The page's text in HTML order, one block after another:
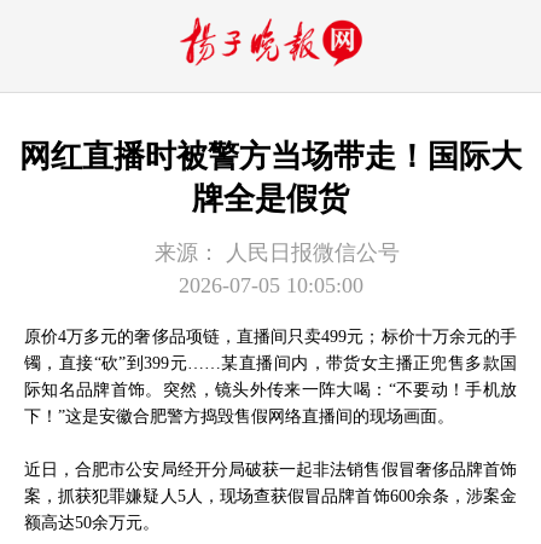
网红直播时被警方当场带走！国际大
牌全是假货
来源：
人民日报微信公号
2026-07-05 10:05:00
原价4万多元的奢侈品项链，直播间只卖499元；标价十万余元的手
镯，直接“砍”到399元……某直播间内，带货女主播正兜售多款国
际知名品牌首饰。突然，镜头外传来一阵大喝：“不要动！手机放
下！”这是安徽合肥警方捣毁售假网络直播间的现场画面。
近日，合肥市公安局经开分局破获一起非法销售假冒奢侈品牌首饰
案，抓获犯罪嫌疑人5人，现场查获假冒品牌首饰600余条，涉案金
额高达50余万元。